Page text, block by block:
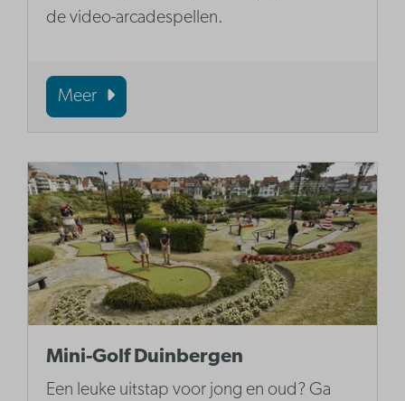
de video-arcadespellen.
Meer
Mini-Golf Duinbergen
Een leuke uitstap voor jong en oud? Ga